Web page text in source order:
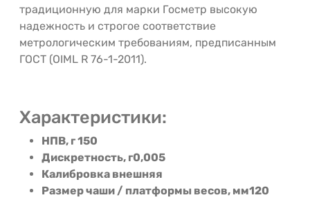
традиционную для марки Госметр высокую
надежность и строгое соответствие
метрологическим требованиям, предписанным
ГОСТ (OIML R 76-1-2011).
Характеристики:
НПВ, г150
Дискретность, г0,005
Калибровка внешняя
Размер чаши / платформы весов, мм120